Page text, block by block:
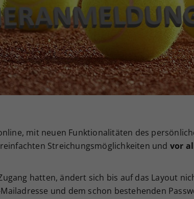
mit neuen Funktionalitäten des
Streichungsmöglichkeiten und vor
hatten, ändert sich bis auf das Layout
und dem schon bestehenden
Ihrer vorgenommen Einstellungen, falls
Webseiten-Betreiber dies eingestellt